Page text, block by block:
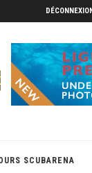
SCUBARENA